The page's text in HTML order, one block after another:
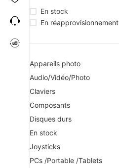
En stock
En réapprovisionnement
Appareils photo
Audio/Vidéo/Photo
Claviers
Composants
Disques durs
En stock
Joysticks
PCs /Portable /Tablets